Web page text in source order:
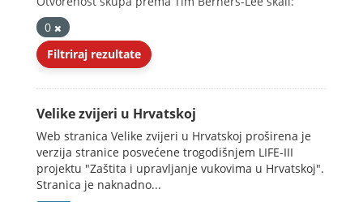
0
Filtriraj rezultate
Velike zvijeri u Hrvatskoj
Web stranica Velike zvijeri u Hrvatskoj proširena je
verzija stranice posvećene trogodišnjem LIFE-III
projektu "Zaštita i upravljanje vukovima u Hrvatskoj".
Stranica je naknadno...